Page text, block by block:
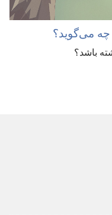
می‌گوید؟‏
باشد؟‏